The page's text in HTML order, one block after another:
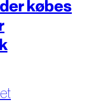
købes